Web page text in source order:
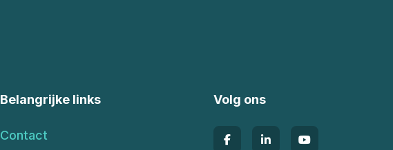
Belangrijke links
Contact
Volg ons